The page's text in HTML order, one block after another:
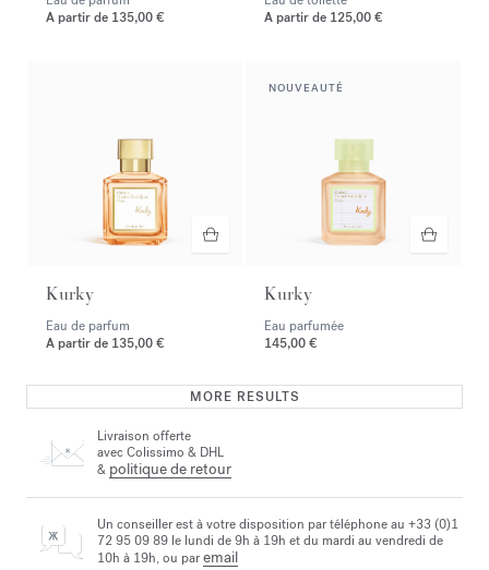
A partir de 135,00 €
A partir de 125,00 €
Kurky
Eau de parfum
A partir de 135,00 €
NOUVEAUTÉ
Kurky
Eau parfumée
145,00 €
MORE RESULTS
Livraison offerte
avec Colissimo & DHL
& politique de retour
Un conseiller est à votre disposition par téléphone au +33 (0)1
72 95 09 89 le lundi de 9h à 19h et du mardi au vendredi de
10h à 19h, ou paremail